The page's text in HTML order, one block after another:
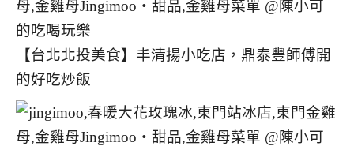
【台北北投美食】丰清揚小吃店，鼎泰豐師傅開
的好吃炒飯